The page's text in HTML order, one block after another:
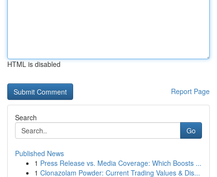
HTML is disabled
Report Page
Search
Go
Published News
1 Press Release vs. Media Coverage: Which Boosts ...
1 Clonazolam Powder: Current Trading Values & Dis...